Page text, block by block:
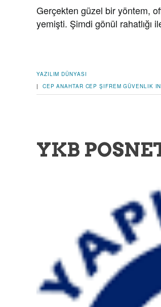
Gerçekten güzel bir yöntem,
yemişti. Şimdi gönül rahatlığı
YAZILIM DÜNYASI
| CEP ANAHTAR CEP ŞIFREM GÜVENLIK
YKB